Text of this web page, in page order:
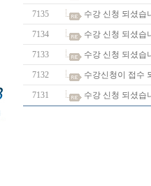
7135 수강 신청 되셨습
7134 수강 신청 되셨습
7133 수강 신청 되셨습
7132 수강신청이 접수
7131 수강 신청 되셨습